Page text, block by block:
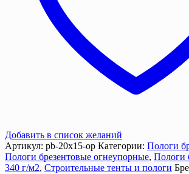
Добавить в список желаний
Артикул: pb-20x15-op Категории: Пологи
Пологи брезентовые огнеупорные, Пологи
340 г/м2, Строительные тенты и пологи